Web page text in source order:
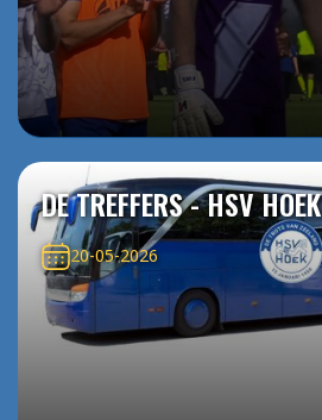
DE TREFFERS - HSV HOEK
20-05-2026